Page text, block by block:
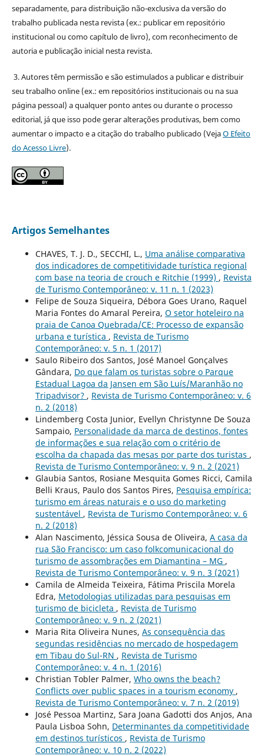
separadamente, para distribuição não-exclusiva da versão do
trabalho publicada nesta revista (ex.: publicar em repositório
institucional ou como capítulo de livro), com reconhecimento de
autoria e publicação inicial nesta revista.
3. Autores têm permissão e são estimulados a publicar e distribuir
seu trabalho online (ex.: em repositórios institucionais ou na sua
página pessoal) a qualquer ponto antes ou durante o processo
editorial, já que isso pode gerar alterações produtivas, bem como
aumentar o impacto e a citação do trabalho publicado (VejaO Efeito
do Acesso Livre).
Artigos Semelhantes
CHAVES, T. J. D., SECCHI, L., Uma análise comparativa
dos indicadores de competitividade turística regional
com base na teoria de crouch e Ritchie (1999) , Revista
de Turismo Contemporâneo: v. 11 n. 1 (2023)
Felipe de Souza Siqueira, Débora Goes Urano, Raquel
Maria Fontes do Amaral Pereira, O setor hoteleiro na
praia de Canoa Quebrada/CE: Processo de expansão
urbana e turística , Revista de Turismo
Contemporâneo: v. 5 n. 1 (2017)
Saulo Ribeiro dos Santos, José Manoel Gonçalves
Gândara, Do que falam os turistas sobre o Parque
Estadual Lagoa da Jansen em São Luís/Maranhão no
Tripadvisor? , Revista de Turismo Contemporâneo: v. 6
n. 2 (2018)
Lindemberg Costa Junior, Evellyn Christynne De Souza
Sampaio, Personalidade da marca de destinos, fontes
de informações e sua relação com o critério de
escolha da chapada das mesas por parte dos turistas ,
Revista de Turismo Contemporâneo: v. 9 n. 2 (2021)
Glaubia Santos, Rosiane Mesquita Gomes Ricci, Camila
Belli Kraus, Paulo dos Santos Pires, Pesquisa empírica:
turismo em áreas naturais e o uso do marketing
sustentável , Revista de Turismo Contemporâneo: v. 6
n. 2 (2018)
Alan Nascimento, Jéssica Sousa de Oliveira, A casa da
rua São Francisco: um caso folkcomunicacional do
turismo de assombrações em Diamantina – MG ,
Revista de Turismo Contemporâneo: v. 9 n. 3 (2021)
Camila de Almeida Teixeira, Fátima Priscila Morela
Edra, Metodologias utilizadas para pesquisas em
turismo de bicicleta , Revista de Turismo
Contemporâneo: v. 9 n. 2 (2021)
Maria Rita Oliveira Nunes, As consequência das
segundas residências no mercado de hospedagem
em Tibau do Sul-RN , Revista de Turismo
Contemporâneo: v. 4 n. 1 (2016)
Christian Tobler Palmer, Who owns the beach?
Conflicts over public spaces in a tourism economy ,
Revista de Turismo Contemporâneo: v. 7 n. 2 (2019)
José Pessoa Martinz, Sara Joana Gadotti dos Anjos, Ana
Paula Lisboa Sohn, Determinantes da competitividade
em destinos turísticos , Revista de Turismo
Contemporâneo: v. 10 n. 2 (2022)